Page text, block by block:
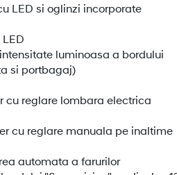
LED si oglinzi incorporate
luminoasa a bordului
si portbagaj)
cu reglare lombara electrica
cu reglare manuala pe inaltime
automata a farurilor